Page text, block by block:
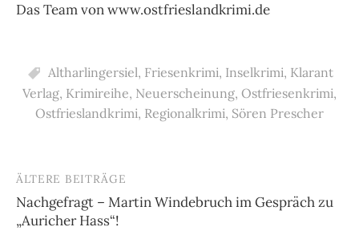
Das Team von www.ostfrieslandkrimi.de
Altharlingersiel, Friesenkrimi, Inselkrimi, Klarant
Verlag, Krimireihe, Neuerscheinung, Ostfriesenkrimi,
Ostfrieslandkrimi, Regionalkrimi, Sören Prescher
Beitragsnavigation
ÄLTERE BEITRÄGE
Nachgefragt – Martin Windebruch im Gespräch zu
„Auricher Hass“!